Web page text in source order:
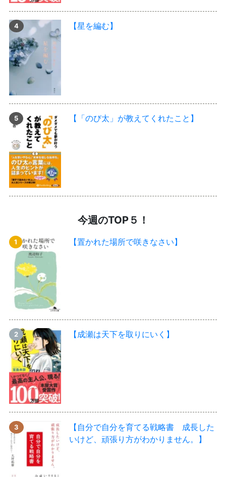
【星を編む】
【「のび太」が教えてくれたこと】
今週のTOP５！
【置かれた場所で咲きなさい】
【成瀬は天下を取りにいく】
【自分で自分を育てる戦略書 成長した
いけど、頑張り方がわかりません。】